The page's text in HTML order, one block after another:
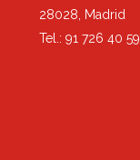
28028, Madrid
Tel.: 91 726 40 59